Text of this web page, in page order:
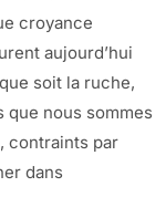
croyance
aujourd’hui
soit la ruche,
que nous sommes
contraints par
dans